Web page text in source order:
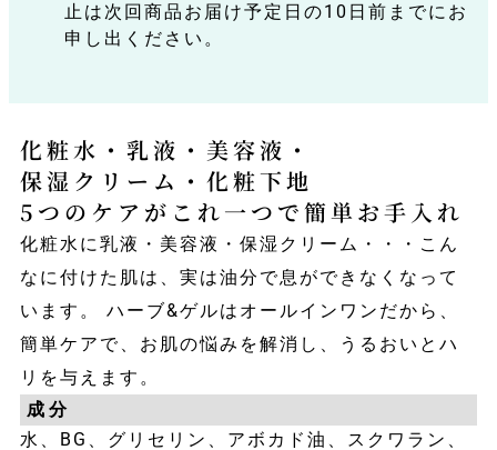
止は次回商品お届け予定日の10日前までにお
申し出ください。
化粧水・乳液・美容液・
保湿クリーム・化粧下地
5つのケアがこれ一つで簡単お手入れ
化粧水に乳液・美容液・保湿クリーム・・・こん
なに付けた肌は、実は油分で息ができなくなって
います。 ハーブ&ゲルはオールインワンだから、
簡単ケアで、お肌の悩みを解消し、うるおいとハ
リを与えます。
成分
水、BG、グリセリン、アボカド油、スクワラン、